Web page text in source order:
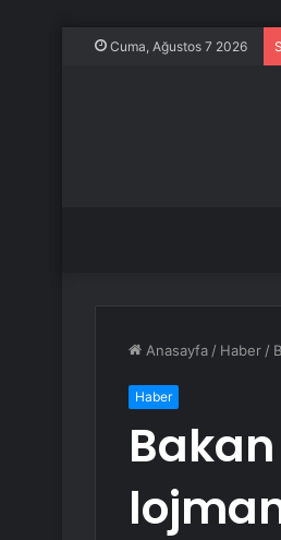
Cuma, Ağustos 7 2026
Anasayfa / Haber /
Haber